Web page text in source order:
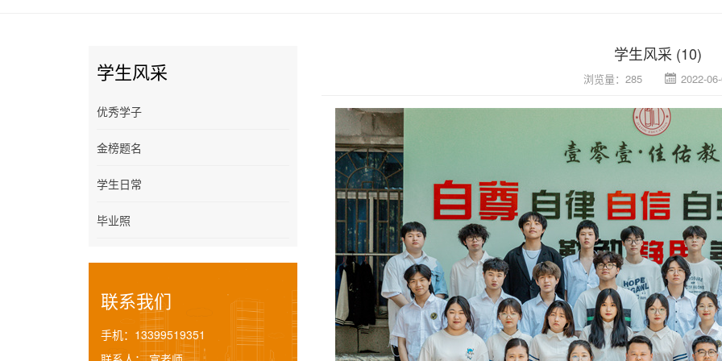
学生风采
优秀学子
金榜题名
学生日常
毕业照
联系我们
手机： 13399519351
学生风采 (10)
浏览量：285 2022-